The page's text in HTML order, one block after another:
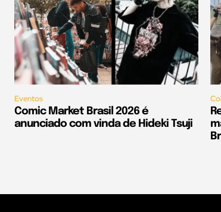
Eventos
Comic Market Brasil 2026 é
anunciado com vinda de Hideki Tsuji